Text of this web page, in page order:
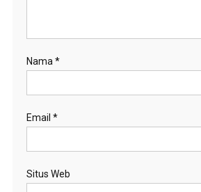
Nama*
Email *
Situs Web